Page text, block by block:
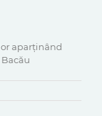
aparținând